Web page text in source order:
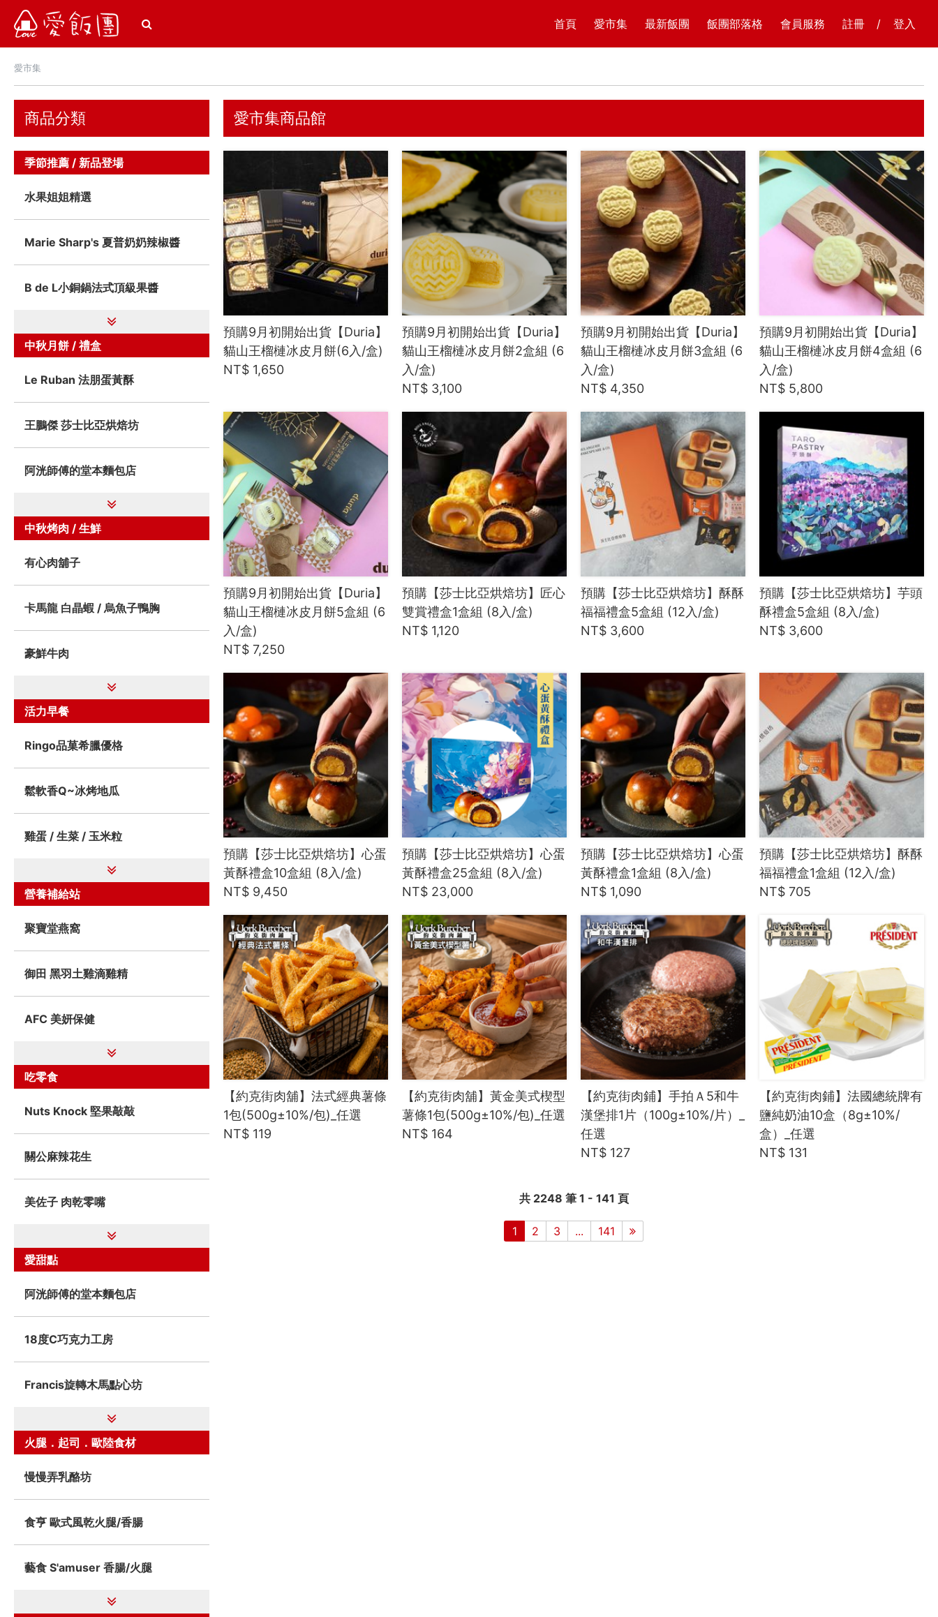
愛飯團 首頁 愛市集 最新飯團 飯團部落格 會員服務 註冊 / 登入
愛市集
愛市集商品館
預購9月初開始出貨【Duria】
貓山王榴槤冰皮月餅(6入/盒)
NT$ 1,650
預購9月初開始出貨【Duria】
貓山王榴槤冰皮月餅2盒組 (6
入/盒)
NT$ 3,100
預購9月初開始出貨【Duria】
貓山王榴槤冰皮月餅3盒組 (6
入/盒)
NT$ 4,350
預購9月初開始出貨【Duria】
貓山王榴槤冰皮月餅4盒組 (6
入/盒)
NT$ 5,800
預購9月初開始出貨【Duria】
貓山王榴槤冰皮月餅5盒組 (6
入/盒)
NT$ 7,250
預購【莎士比亞烘焙坊】匠心
雙賞禮盒1盒組 (8入/盒)
NT$ 1,120
預購【莎士比亞烘焙坊】酥酥
福福禮盒5盒組 (12入/盒)
NT$ 3,600
預購【莎士比亞烘焙坊】芋頭
酥禮盒5盒組 (8入/盒)
NT$ 3,600
預購【莎士比亞烘焙坊】心蛋
黃酥禮盒10盒組 (8入/盒)
NT$ 9,450
預購【莎士比亞烘焙坊】心蛋
黃酥禮盒25盒組 (8入/盒)
NT$ 23,000
預購【莎士比亞烘焙坊】心蛋
黃酥禮盒1盒組 (8入/盒)
NT$ 1,090
預購【莎士比亞烘焙坊】酥酥
福福禮盒1盒組 (12入/盒)
NT$ 705
【約克街肉舖】法式經典薯條
1包(500g±10%/包)_任選
NT$ 119
【約克街肉舖】黃金美式楔型
薯條1包(500g±10%/包)_任選
NT$ 164
【約克街肉鋪】手拍Ａ5和牛
漢堡排1片（100g±10%/片）_
任選
NT$ 127
【約克街肉鋪】法國總統牌有
鹽純奶油10盒（8g±10%/
盒）_任選
NT$ 131
共 2248 筆 1 - 141 頁
1 2 3 ... 141
商品分類
季節推薦 / 新品登場
水果姐姐精選
Marie Sharp's 夏普奶奶辣椒醬
B de L小銅鍋法式頂級果醬
中秋月餅 / 禮盒
Le Ruban 法朋蛋黃酥
王鵬傑 莎士比亞烘焙坊
阿洸師傅的堂本麵包店
中秋烤肉 / 生鮮
有心肉舖子
卡馬龍 白晶蝦 / 烏魚子鴨胸
豪鮮牛肉
活力早餐
Ringo品菓希臘優格
鬆軟香Q~冰烤地瓜
雞蛋 / 生菜 / 玉米粒
營養補給站
聚寶堂燕窩
御田 黑羽土雞滴雞精
AFC 美妍保健
吃零食
Nuts Knock 堅果敲敲
關公麻辣花生
美佐子 肉乾零嘴
愛甜點
阿洸師傅的堂本麵包店
18度C巧克力工房
Francis旋轉木馬點心坊
火腿．起司．歐陸食材
慢慢弄乳酪坊
食亨 歐式風乾火腿/香腸
藝食 S'amuser 香腸/火腿